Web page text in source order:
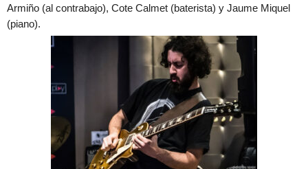
Armiño (al contrabajo), Cote Calmet (baterista) y Jaume Miquel
(piano).